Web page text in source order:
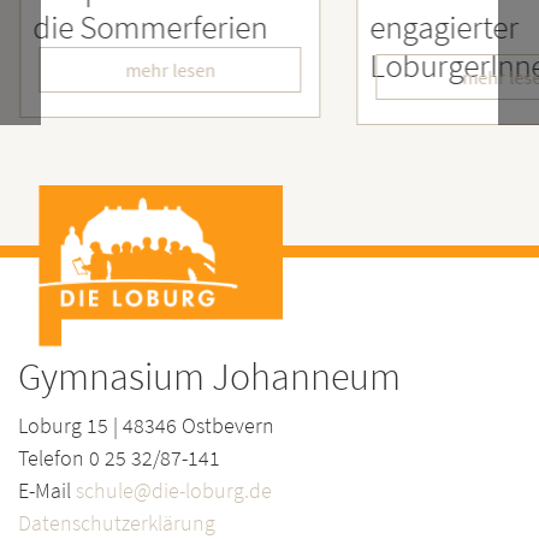
engagierter
LoburgerInnen
–
Gymnasium Johanneum
Loburg 15 | 48346 Ostbevern
Telefon 0 25 32/87-141
E-Mail schule@die-loburg.de
Datenschutzerklärung